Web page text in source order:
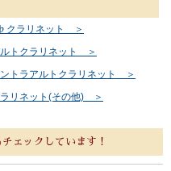
クラリネット ＞
トクラリネット ＞
トラアルトクラリネット ＞
リネット(その他) ＞
ェックしています！